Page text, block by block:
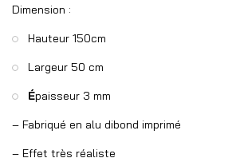
Dimension :
Hauteur 150cm
Largeur 50 cm
Épaisseur 3 mm
– Fabriqué en alu dibond imprimé
– Effet très réaliste